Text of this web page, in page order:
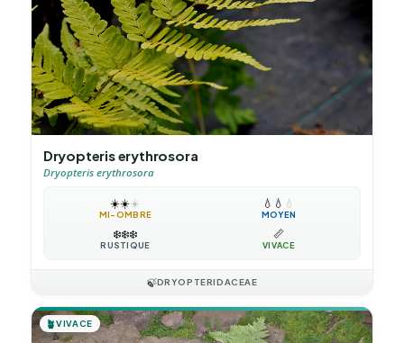
Dryopteris erythrosora
Dryopteris erythrosora
☀️☀️☀️
MI-OMBRE
💧 💧 💧
MOYEN
❄️❄️❄️
RUSTIQUE
📏
VIVACE
🍃DRYOPTERIDACEAE
🪴VIVACE